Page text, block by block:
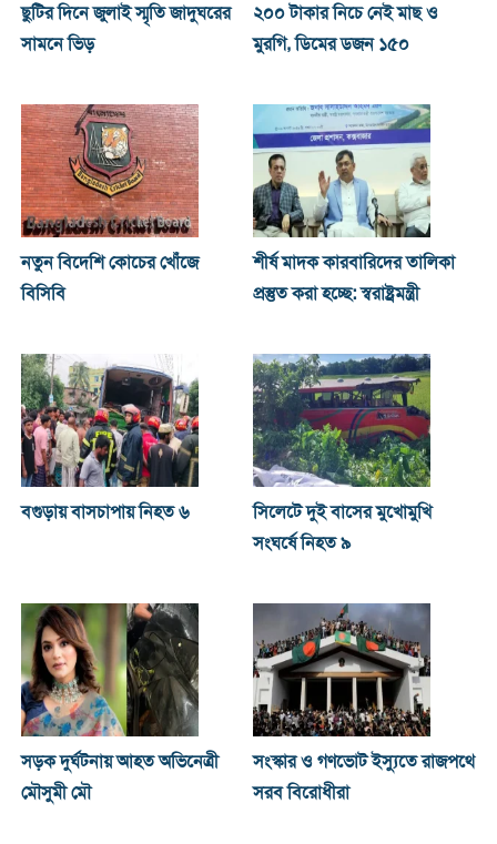
ছুটির দিনে জুলাই স্মৃতি জাদুঘরের
সামনে ভিড়
২০০ টাকার নিচে নেই মাছ ও
মুরগি, ডিমের ডজন ১৫০
নতুন বিদেশি কোচের খোঁজে
বিসিবি
শীর্ষ মাদক কারবারিদের তালিকা
প্রস্তুত করা হচ্ছে: স্বরাষ্ট্রমন্ত্রী
বগুড়ায় বাসচাপায় নিহত ৬
সিলেটে দুই বাসের মুখোমুখি
সংঘর্ষে নিহত ৯
সড়ক দুর্ঘটনায় আহত অভিনেত্রী
মৌসুমী মৌ
সংস্কার ও গণভোট ইস্যুতে রাজপথে
সরব বিরোধীরা